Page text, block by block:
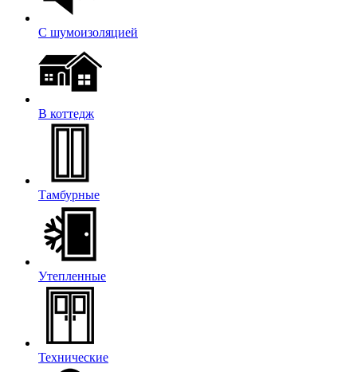
С шумоизоляцией
В коттедж
Тамбурные
Утепленные
Технические